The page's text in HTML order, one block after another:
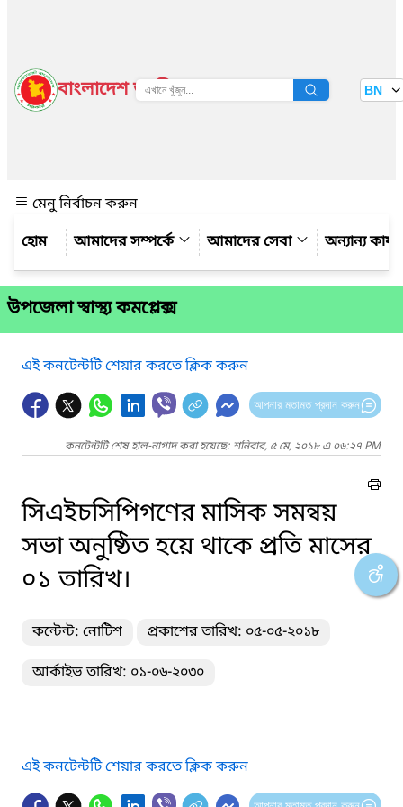
বাংলাদেশ জাতীয় তথ্য বাতায়ন BN
মেনু নির্বাচন করুন
আমাদের সম্পর্কে
আমাদের সেবা অন্যান্য
উপজেলা স্বাস্থ্য কমপ্লেক্স
এই কনটেন্টটি শেয়ার করতে ক্লিক করুন
আপনার মতামত প্রদান করুন
কনটেন্টটি শেষ হাল-নাগাদ করা হয়েছে: শনিবার, ৫ মে, ২০১৮ এ ০৬:২৭ PM
সিএইচসিপিগণের মাসিক সমন্বয়
সভা অনুষ্ঠিত হয়ে থাকে প্রতি মাসের
০১ তারিখ।
কন্টেন্ট: নোটিশ প্রকাশের তারিখ: ০৫-০৫-২০১৮
আর্কাইভ তারিখ: ০১-০৬-২০৩০
এই কনটেন্টটি শেয়ার করতে ক্লিক করুন